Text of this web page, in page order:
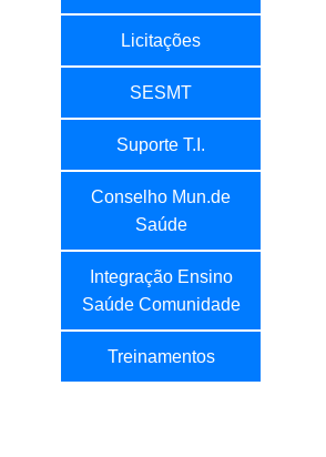
Licitações
SESMT
Suporte T.I.
Conselho Mun.de
Saúde
Integração Ensino
Saúde Comunidade
Treinamentos